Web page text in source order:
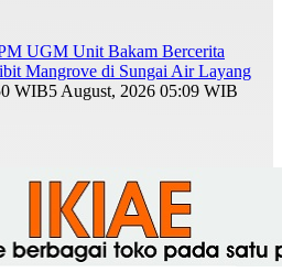
UGM Unit Bakam Bercerita
Mangrove di Sungai Air Layang
WIB5 August, 2026 05:09 WIB